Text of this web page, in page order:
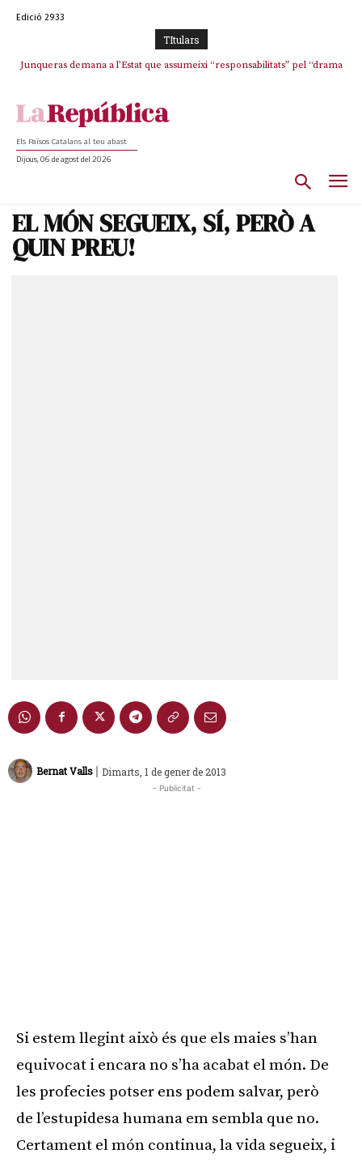
Edició 2933
TItulars
Junqueras demana a l’Estat que assumeixi “responsabilitats” pel “drama
L’abandonament de les seleccions catalanes per part de la UFEC
Els Països Catalans al teu abast
Dijous, 06 de agost del 2026
EL MÓN SEGUEIX, SÍ, PERÒ A
QUIN PREU!
Bernat Valls | Dimarts, 1 de gener de 2013
- Publicitat -
Si estem llegint això és que els maies s’han
equivocat i encara no s’ha acabat el món. De
les profecies potser ens podem salvar, però
de l’estupidesa humana em sembla que no.
Certament el món continua, la vida segueix, i